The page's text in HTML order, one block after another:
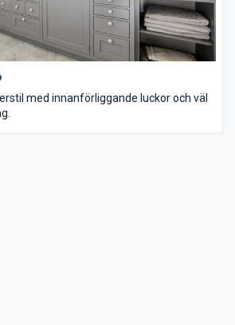
med innanförliggande luckor och väl